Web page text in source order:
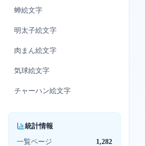
蝉絵文字
明太子絵文字
肉まん絵文字
気球絵文字
チャーハン絵文字
統計情報
一覧ページ
1,282